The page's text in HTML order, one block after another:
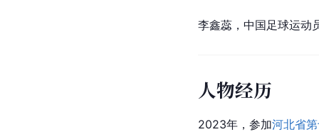
李鑫蕊， 中国足球运动
人物经历
2023年，参加河北省